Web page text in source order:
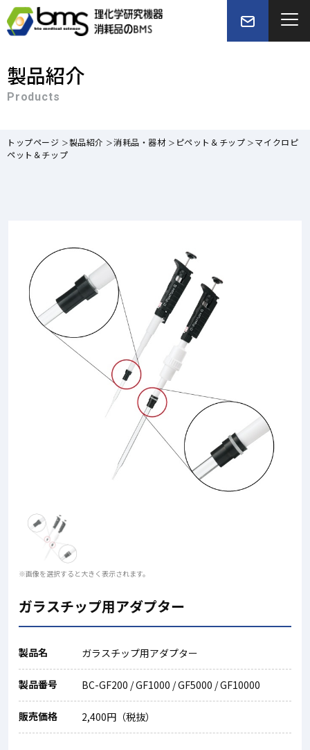
製品紹介
Products
トップページ 製品紹介 消耗品・器材 ピペット＆チップ
マイクロピ
ペット＆チップ
※画像を選択すると大きく表示されます。
ガラスチップ用アダプター
製品名 ガラスチップ用アダプター
製品番号 BC-GF200 / GF1000 / GF5000 / GF10000
販売価格 2,400円（税抜）